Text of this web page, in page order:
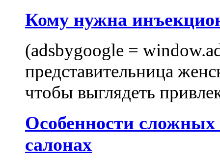
Кому нужна
(adsbygoogle =
представительница
чтобы выглядеть
Особенности
салонах